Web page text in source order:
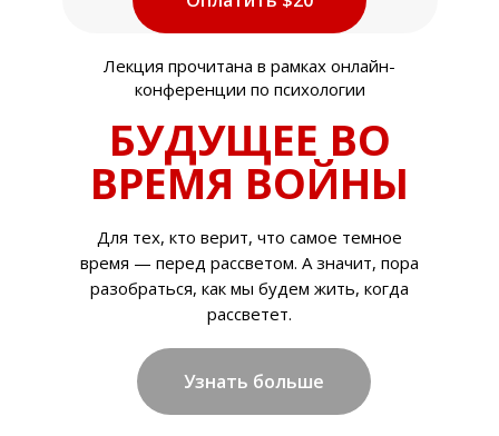
Узнать больше
Лекция прочитана в рамках онлайн-
конференции по психологии
Для тех, кто верит, что самое темное
время — перед рассветом. А значит, пора
разобраться, как мы будем жить, когда
рассветет.
БУДУЩЕЕ ВО
ВРЕМЯ ВОЙНЫ